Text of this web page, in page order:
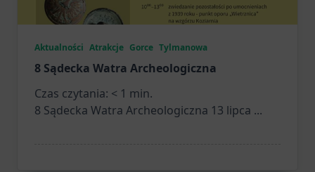
Aktualności Atrakcje Gorce Tylmanowa
8 Sądecka Watra Archeologiczna
Czas czytania: < 1 min.
8 Sądecka Watra Archeologiczna 13 lipca ...